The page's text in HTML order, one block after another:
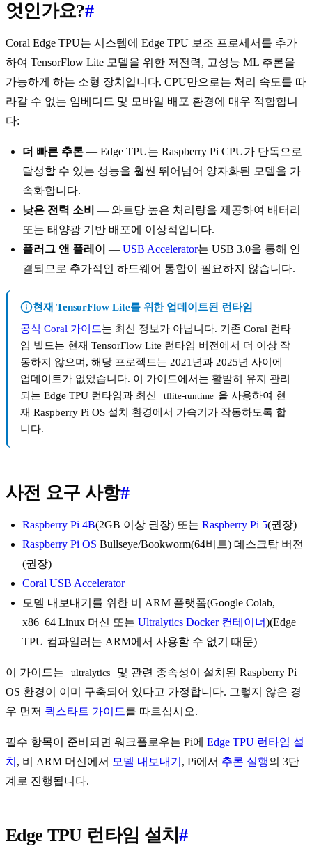
엇인가요?#
Coral Edge TPU는 시스템에 Edge TPU 보조 프로세서를 추가
하여 TensorFlow Lite 모델을 위한 저전력, 고성능 ML 추론을
가능하게 하는 소형 장치입니다. CPU만으로는 처리 속도를 따
라갈 수 없는 임베디드 및 모바일 배포 환경에 매우 적합합니
다:
더 빠른 추론 — Edge TPU는 Raspberry Pi CPU가 단독으로
달성할 수 있는 성능을 훨씬 뛰어넘어 양자화된 모델을 가
속화합니다.
낮은 전력 소비 — 와트당 높은 처리량을 제공하여 배터리
또는 태양광 기반 배포에 이상적입니다.
플러그 앤 플레이 — USB Accelerator는 USB 3.0을 통해 연
결되므로 추가적인 하드웨어 통합이 필요하지 않습니다.
현재 TensorFlow Lite를 위한 업데이트된 런타임
공식 Coral 가이드는 최신 정보가 아닙니다. 기존 Coral 런타
임 빌드는 현재 TensorFlow Lite 런타임 버전에서 더 이상 작
동하지 않으며, 해당 프로젝트는 2021년과 2025년 사이에
업데이트가 없었습니다. 이 가이드에서는 활발히 유지 관리
되는 Edge TPU 런타임과 최신
tflite-runtime 을 사용하여 현
재 Raspberry Pi OS 설치 환경에서 가속기가 작동하도록 합
니다.
사전 요구 사항#
Raspberry Pi 4B(2GB 이상 권장) 또는 Raspberry Pi 5(권장)
Raspberry Pi OS Bullseye/Bookworm(64비트) 데스크탑 버전
(권장)
Coral USB Accelerator
모델 내보내기를 위한 비 ARM 플랫폼(Google Colab,
x86_64 Linux 머신 또는 Ultralytics Docker 컨테이너)(Edge
TPU 컴파일러는 ARM에서 사용할 수 없기 때문)
이 가이드는 ultralytics
및 관련 종속성이 설치된 Raspberry Pi
OS 환경이 이미 구축되어 있다고 가정합니다. 그렇지 않은 경
우 먼저 퀵스타트 가이드를 따르십시오.
필수 항목이 준비되면 워크플로우는 Pi에 Edge TPU 런타임 설
치 , 비 ARM 머신에서 모델 내보내기 , Pi에서 추론 실행의 3단
계로 진행됩니다.
Edge TPU 런타임 설치#